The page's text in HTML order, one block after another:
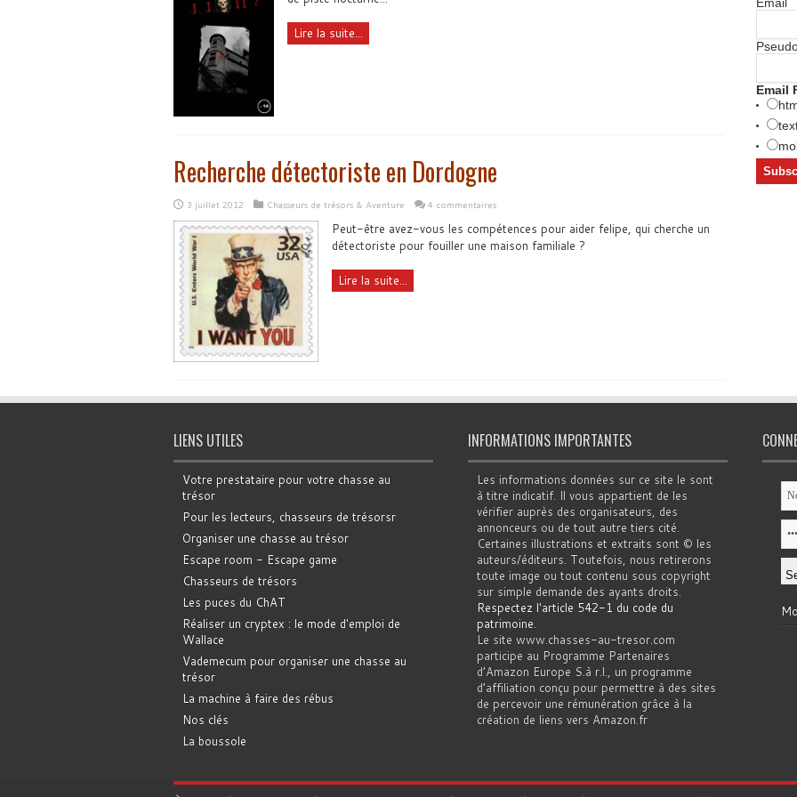
Lire la suite...
Recherche détectoriste en Dordogne
3 juillet 2012 Chasseurs de trésors & Aventure 4 commentaires
Peut-être avez-vous les compétences pour aider felipe, qui cherche un
détectoriste pour fouiller une maison familiale ?
Lire la suite...
Email
LIENS UTILES
Votre prestataire pour votre chasse au
trésor
Pour les lecteurs, chasseurs de trésorsr
Organiser une chasse au trésor
Escape room - Escape game
Chasseurs de trésors
Les puces du ChAT
Réaliser un cryptex : le mode d'emploi de
Wallace
Vademecum pour organiser une chasse au
trésor
La machine à faire des rébus
Nos clés
La boussole
INFORMATIONS IMPORTANTES
Les informations données sur ce site le sont
à titre indicatif. Il vous appartient de les
vérifier auprès des organisateurs, des
annonceurs ou de tout autre tiers cité.
Certaines illustrations et extraits sont © les
auteurs/éditeurs. Toutefois, nous retirerons
toute image ou tout contenu sous copyright
sur simple demande des ayants droits.
Respectez l'article 542-1 du code du
patrimoine.
Le site www.chasses-au-tresor.com
participe au Programme Partenaires
d’Amazon Europe S.à r.l., un programme
d’affiliation conçu pour permettre à des sites
de percevoir une rémunération grâce à la
création de liens vers Amazon.fr